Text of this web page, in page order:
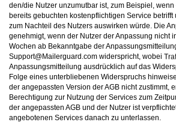
den/die Nutzer unzumutbar ist, zum Beispiel,
bereits gebuchten kostenpflichtigen Service betrifft
zum Nachteil des Nutzers auswirken würde. Die
genehmigt, wenn der Nutzer der Anpassung nicht
Wochen ab Bekanntgabe der
moc.draugreliaM@troppuS widerspricht, wobei
Anpassungsmitteilung ausdrücklich auf das
Folge eines unterbliebenen Widerspruchs
der angepassten Version der AGB nicht zustimmt,
Berechtigung zur Nutzung der Services zum
der angepassten AGB und der Nutzer ist
angebotenen Services danach zu unterlassen.